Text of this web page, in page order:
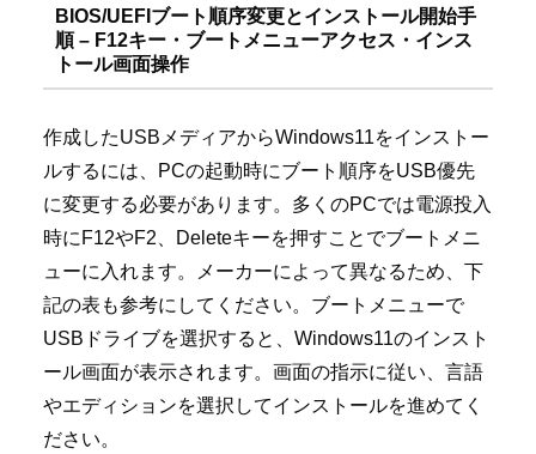
BIOS/UEFIブート順序変更とインストール開始手
順 – F12キー・ブートメニューアクセス・インス
トール画面操作
作成したUSBメディアからWindows11をインストー
ルするには、PCの起動時にブート順序をUSB優先
に変更する必要があります。多くのPCでは電源投入
時にF12やF2、Deleteキーを押すことでブートメニ
ューに入れます。メーカーによって異なるため、下
記の表も参考にしてください。ブートメニューで
USBドライブを選択すると、Windows11のインスト
ール画面が表示されます。画面の指示に従い、言語
やエディションを選択してインストールを進めてく
ださい。